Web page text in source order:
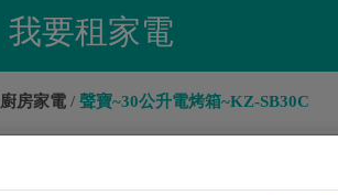
我要租家電
廚房家電 聲寶~30公升電烤箱~KZ-SB30C